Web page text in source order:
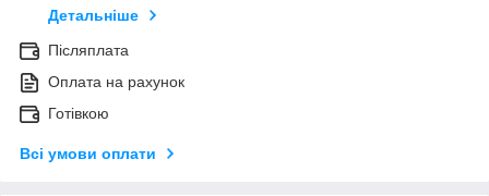
Детальніше
Післяплата
Оплата на рахунок
Готівкою
Всі умови оплати